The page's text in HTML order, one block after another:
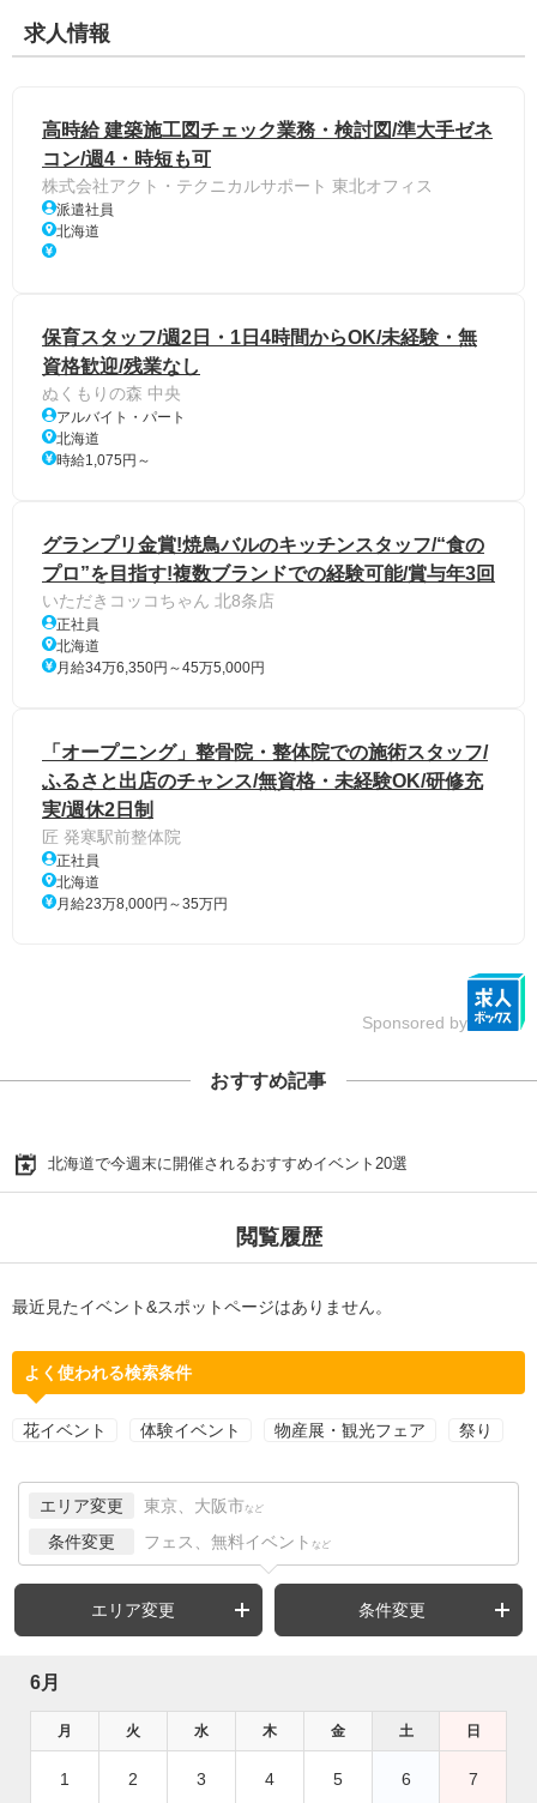
求人情報
高時給 建築施工図チェック業務・検討図/準大手ゼネ
コン/週4・時短も可
株式会社アクト・テクニカルサポート 東北オフィス
派遣社員
北海道
保育スタッフ/週2日・1日4時間からOK/未経験・無
資格歓迎/残業なし
ぬくもりの森 中央
アルバイト・パート
北海道
時給1,075円～
グランプリ金賞!焼鳥バルのキッチンスタッフ/“食の
プロ”を目指す!複数ブランドでの経験可能/賞与年3回
いただきコッコちゃん 北8条店
正社員
北海道
月給34万6,350円～45万5,000円
「オープニング」整骨院・整体院での施術スタッフ/
ふるさと出店のチャンス/無資格・未経験OK/研修充
実/週休2日制
匠 発寒駅前整体院
正社員
北海道
月給23万8,000円～35万円
Sponsored by
おすすめ記事
北海道で今週末に開催されるおすすめイベント20選
閲覧履歴
最近見たイベント&スポットページはありません。
よく使われる検索条件
花イベント 体験イベント 物産展・観光フェア 祭り
エリア変更 東京、大阪市 など
条件変更 フェス、無料イベント など
エリア変更 条件変更
6月
月 火 水 木 金 土 日
1 2 3 4 5 6 7